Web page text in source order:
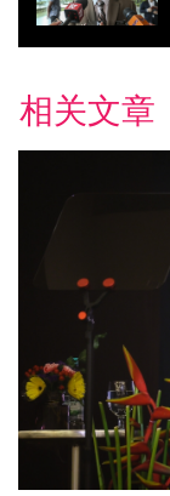
相关文章